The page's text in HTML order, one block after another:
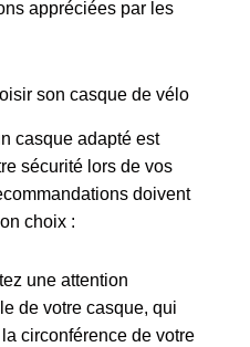
appréciées par les
son casque de vélo
casque adapté est
sécurité lors de vos
doivent
choix :
une attention
de votre casque, qui
circonférence de votre